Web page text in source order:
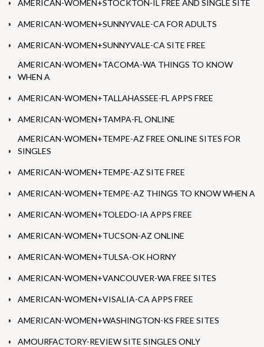
AMERICAN-WOMEN+STOCKTON-IL FREE AND SINGLE SITE
AMERICAN-WOMEN+SUNNYVALE-CA FOR ADULTS
AMERICAN-WOMEN+SUNNYVALE-CA SITE FREE
AMERICAN-WOMEN+TACOMA-WA THINGS TO KNOW
WHEN A
AMERICAN-WOMEN+TALLAHASSEE-FL APPS FREE
AMERICAN-WOMEN+TAMPA-FL ONLINE
AMERICAN-WOMEN+TEMPE-AZ FREE ONLINE SITES FOR
SINGLES
AMERICAN-WOMEN+TEMPE-AZ SITE FREE
AMERICAN-WOMEN+TEMPE-AZ THINGS TO KNOW WHEN A
AMERICAN-WOMEN+TOLEDO-IA APPS FREE
AMERICAN-WOMEN+TUCSON-AZ ONLINE
AMERICAN-WOMEN+TULSA-OK HORNY
AMERICAN-WOMEN+VANCOUVER-WA FREE SITES
AMERICAN-WOMEN+VISALIA-CA APPS FREE
AMERICAN-WOMEN+WASHINGTON-KS FREE SITES
AMOURFACTORY-REVIEW SITE SINGLES ONLY